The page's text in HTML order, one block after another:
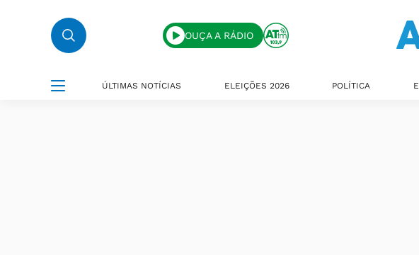
OUÇA A RÁDIO
ÚLTIMAS NOTÍCIAS ELEIÇÕES 2026 POLÍTICA